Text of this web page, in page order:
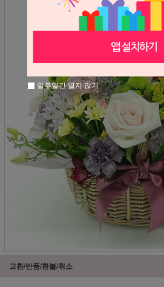
교환/반품/환불/취소
일주일간 열지 않기